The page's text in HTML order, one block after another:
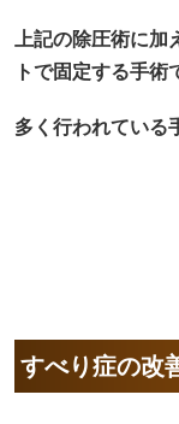
上記の除圧術に
トで固定する手術
多く行われている
すべり症の改